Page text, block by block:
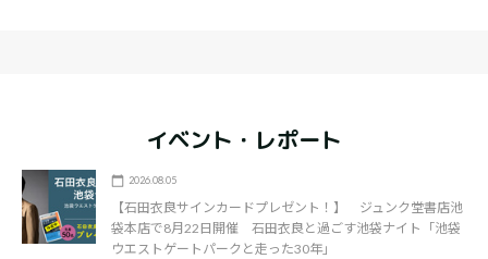
イベント・レポート
2026.08.05
【石田衣良サインカードプレゼント！】 ジュンク堂書店池
袋本店で8月22日開催 石田衣良と過ごす池袋ナイト「池袋
ウエストゲートパークと走った30年」